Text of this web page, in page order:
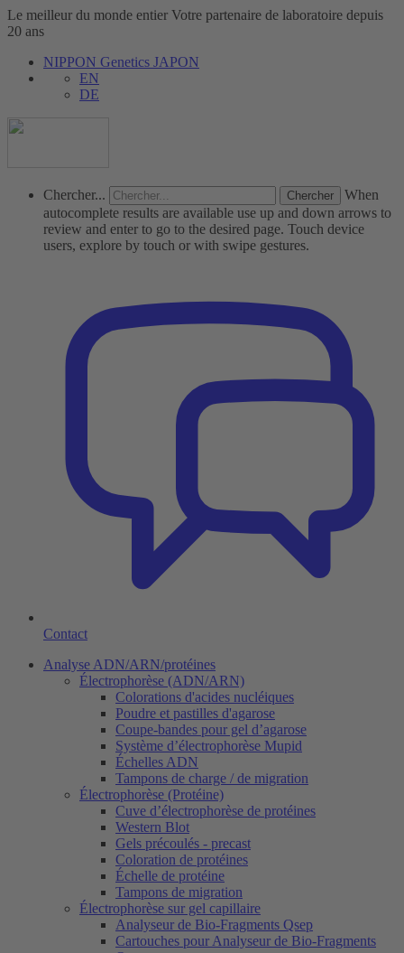
Le meilleur du monde entier Votre partenaire de laboratoire depuis
20 ans
NIPPON Genetics JAPON
EN
DE
Chercher...
When
autocomplete results are available use up and down arrows to
review and enter to go to the desired page. Touch device
users, explore by touch or with swipe gestures.
Contact
Analyse ADN/ARN/protéines
Électrophorèse (ADN/ARN)
Colorations d'acides nucléiques
Poudre et pastilles d'agarose
Coupe-bandes pour gel d’agarose
Système d’électrophorèse Mupid
Échelles ADN
Tampons de charge / de migration
Électrophorèse (Protéine)
Cuve d’électrophorèse de protéines
Western Blot
Gels précoulés - precast
Coloration de protéines
Échelle de protéine
Tampons de migration
Électrophorèse sur gel capillaire
Analyseur de Bio-Fragments Qsep
Cartouches pour Analyseur de Bio-Fragments